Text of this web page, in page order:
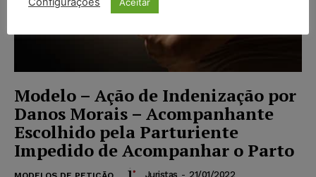
Modelo – Ação de Indenização por
Danos Morais – Acompanhante
Escolhido pela Parturiente
Impedido de Acompanhar o Parto
Juristas - 21/01/2022